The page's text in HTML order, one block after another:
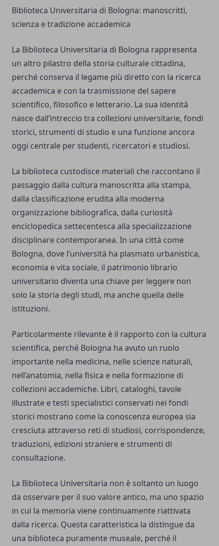
Biblioteca Universitaria di Bologna: manoscritti,
scienza e tradizione accademica
La Biblioteca Universitaria di Bologna rappresenta
un altro pilastro della storia culturale cittadina,
perché conserva il legame più diretto con la ricerca
accademica e con la trasmissione del sapere
scientifico, filosofico e letterario. La sua identità
nasce dall’intreccio tra collezioni universitarie, fondi
storici, strumenti di studio e una funzione ancora
oggi centrale per studenti, ricercatori e studiosi.
La biblioteca custodisce materiali che raccontano il
passaggio dalla cultura manoscritta alla stampa,
dalla classificazione erudita alla moderna
organizzazione bibliografica, dalla curiosità
enciclopedica settecentesca alla specializzazione
disciplinare contemporanea. In una città come
Bologna, dove l’università ha plasmato urbanistica,
economia e vita sociale, il patrimonio librario
universitario diventa una chiave per leggere non
solo la storia degli studi, ma anche quella delle
istituzioni.
Particolarmente rilevante è il rapporto con la cultura
scientifica, perché Bologna ha avuto un ruolo
importante nella medicina, nelle scienze naturali,
nell’anatomia, nella fisica e nella formazione di
collezioni accademiche. Libri, cataloghi, tavole
illustrate e testi specialistici conservati nei fondi
storici mostrano come la conoscenza europea sia
cresciuta attraverso reti di studiosi, corrispondenze,
traduzioni, edizioni straniere e strumenti di
consultazione.
La Biblioteca Universitaria non è soltanto un luogo
da osservare per il suo valore antico, ma uno spazio
in cui la memoria viene continuamente riattivata
dalla ricerca. Questa caratteristica la distingue da
una biblioteca puramente museale, perché il